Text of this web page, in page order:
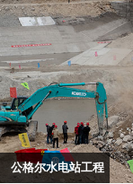
公格尔水电站工程